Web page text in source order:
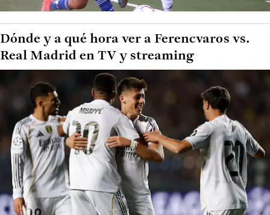
Dónde y a qué hora ver a Ferencvaros vs.
Real Madrid en TV y streaming